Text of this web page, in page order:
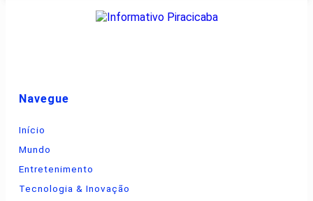
Navegue
Início
Mundo
Entretenimento
Tecnologia & Inovação